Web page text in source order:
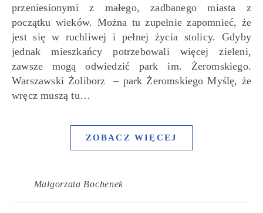
przeniesionymi z małego, zadbanego miasta z
początku wieków. Można tu zupełnie zapomnieć, że
jest się w ruchliwej i pełnej życia stolicy. Gdyby
jednak mieszkańcy potrzebowali więcej zieleni,
zawsze mogą odwiedzić park im. Żeromskiego.
Warszawski Żoliborz – park Żeromskiego Myślę, że
wręcz muszą tu…
ZOBACZ WIĘCEJ
Małgorzata Bochenek